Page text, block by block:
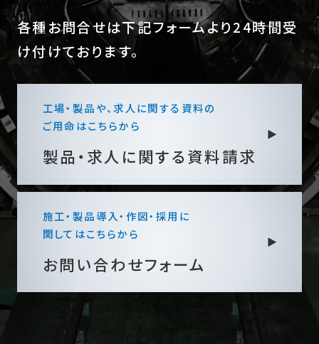
各種お問合せは下記フォームより24時間受
け付けております。
工場・製品や、求人に関する資料の
ご用命はこちらから
製品・求人に関する資料請求
施工・製品導入・作図・採用に
関してはこちらから
お問い合わせフォーム